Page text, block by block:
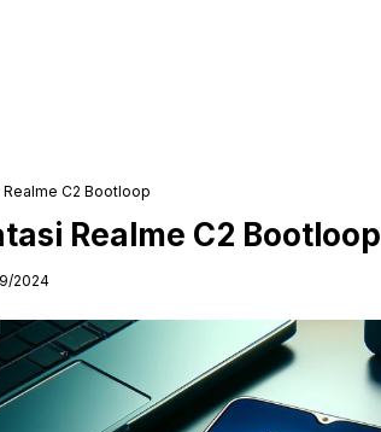
C2 Bootloop
Realme C2 Bootloop
2024